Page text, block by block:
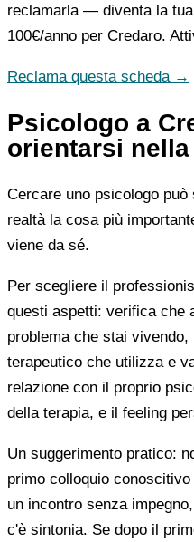
reclamarla — diventa la
100€/anno per Credaro.
Reclama questa scheda →
Psicologo a
orientarsi
Cercare uno psicologo
realtà la cosa più
viene da sé.
Per scegliere il
questi aspetti: verifica che
problema che stai
terapeutico che utilizza e
relazione con il proprio
della terapia, e il feeling
Un suggerimento pratico:
primo colloquio
un incontro senza
c'è sintonia. Se dopo il